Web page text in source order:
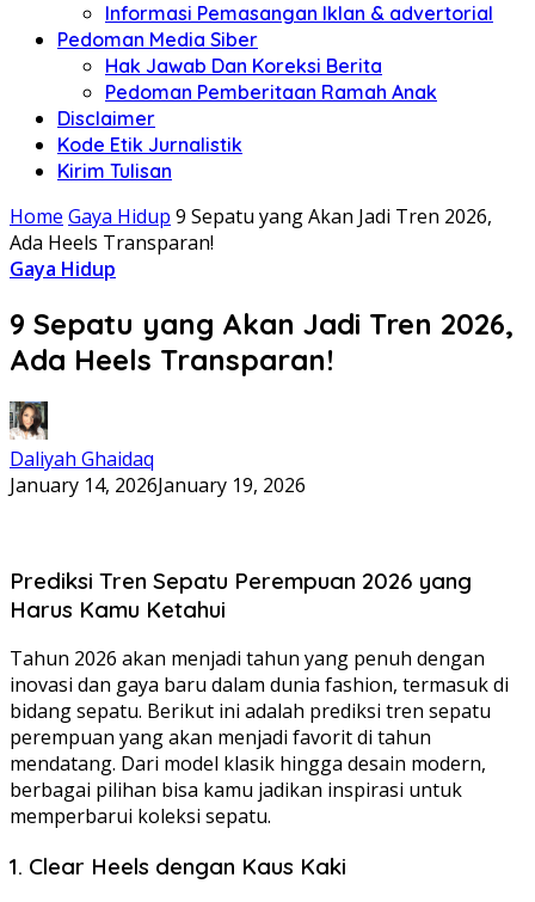
Informasi Pemasangan Iklan & advertorial
Pedoman Media Siber
Hak Jawab Dan Koreksi Berita
Pedoman Pemberitaan Ramah Anak
Disclaimer
Kode Etik Jurnalistik
Kirim Tulisan
Home Gaya Hidup 9 Sepatu yang Akan Jadi Tren 2026,
Ada Heels Transparan!
Gaya Hidup
9 Sepatu yang Akan Jadi Tren 2026,
Ada Heels Transparan!
Daliyah Ghaidaq
January 14, 2026January 19, 2026
Prediksi Tren Sepatu Perempuan 2026 yang
Harus Kamu Ketahui
Tahun 2026 akan menjadi tahun yang penuh dengan
inovasi dan gaya baru dalam dunia fashion, termasuk di
bidang sepatu. Berikut ini adalah prediksi tren sepatu
perempuan yang akan menjadi favorit di tahun
mendatang. Dari model klasik hingga desain modern,
berbagai pilihan bisa kamu jadikan inspirasi untuk
memperbarui koleksi sepatu.
1. Clear Heels dengan Kaus Kaki